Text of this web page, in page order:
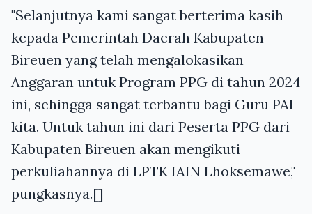
"Selanjutnya kami sangat berterima kasih
kepada Pemerintah Daerah Kabupaten
Bireuen yang telah mengalokasikan
Anggaran untuk Program PPG di tahun 2024
ini, sehingga sangat terbantu bagi Guru PAI
kita. Untuk tahun ini dari Peserta PPG dari
Kabupaten Bireuen akan mengikuti
perkuliahannya di LPTK IAIN Lhoksemawe,"
pungkasnya.[]